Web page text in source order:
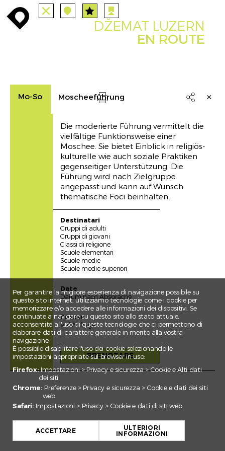
enroute enroute TUTTE station STAZIONI
agenda FILTRO enroute INFO
+
close station angebote anreise
DŽEMAT LUZERN
EN ROUTE
Mo-So Moscheeführung 
Die moderierte Führung vermittelt die
vielfältige Funktionsweise einer
Moschee. Sie bietet Einblick in religiös-
kulturelle wie auch soziale Praktiken
gegenseitiger Unterstützung. Die
Führung wird nach Zielgruppe
angepasst und kann auf Wunsch
thematische Foci beinhalten.
Destinatari
Gruppi di adulti
Gruppi di giovani
Classi di religione
Scuole elementari
Scuole medie
Scuole medie superiori
Date
Datum nach Absprache
Prezzo
auf Anfrage
PRENOTARE
Per garantire la migliore esperienza di navigazione possibile su
questo sito internet, utilizziamo tecnologie come i cookie per
memorizzare e/o accedere alle informazioni dei dispositivi. Se
continuate a navigare su questo sito allo stato attuale,
acconsentite all'uso di queste tecnologie che ci permettono di
elaborare dati di carattere generale in merito alla vostra
navigazione.
È possibile disabilitare l'uso dei cookie selezionando le
impostazioni appropriate sul browser in uso:
Firefox:Impostazioni > Privacy e sicurezza > Cookie e Alti dati
dei siti
Chrome: Preferenze > Privacy e sicurezza > Cookie e dati dei siti
web
Safari: Impostazioni > Privacy > Cookie e dati di siti web
ACCETTARE ULTERIORI
INFORMAZIONI